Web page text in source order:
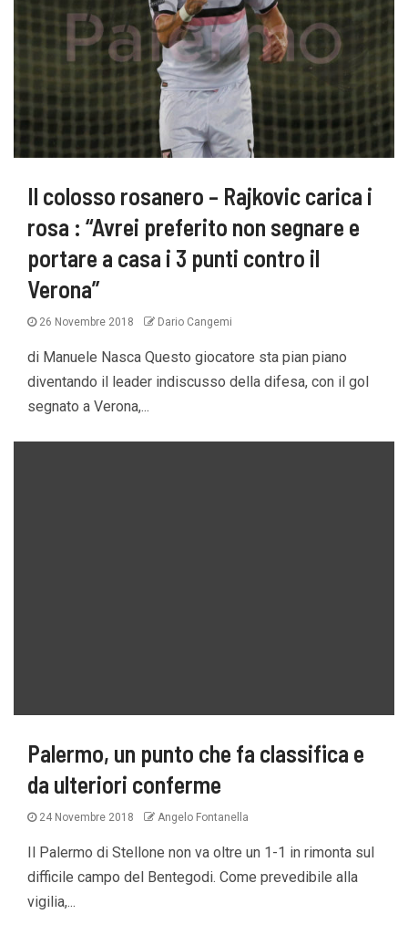
Il colosso rosanero – Rajkovic carica i
rosa : “Avrei preferito non segnare e
portare a casa i 3 punti contro il
Verona”
26 Novembre 2018 Dario Cangemi
di Manuele Nasca Questo giocatore sta pian piano
diventando il leader indiscusso della difesa, con il gol
segnato a Verona,...
Palermo, un punto che fa classifica e
da ulteriori conferme
24 Novembre 2018 Angelo Fontanella
Il Palermo di Stellone non va oltre un 1-1 in rimonta sul
difficile campo del Bentegodi. Come prevedibile alla
vigilia,...